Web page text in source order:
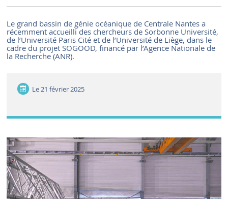
Le grand bassin de génie océanique de Centrale Nantes a
récemment accueilli des chercheurs de Sorbonne Université,
de l’Université Paris Cité et de l’Université de Liège, dans le
cadre du projet SOGOOD, financé par l’Agence Nationale de
la Recherche (ANR).
Le21 février 2025